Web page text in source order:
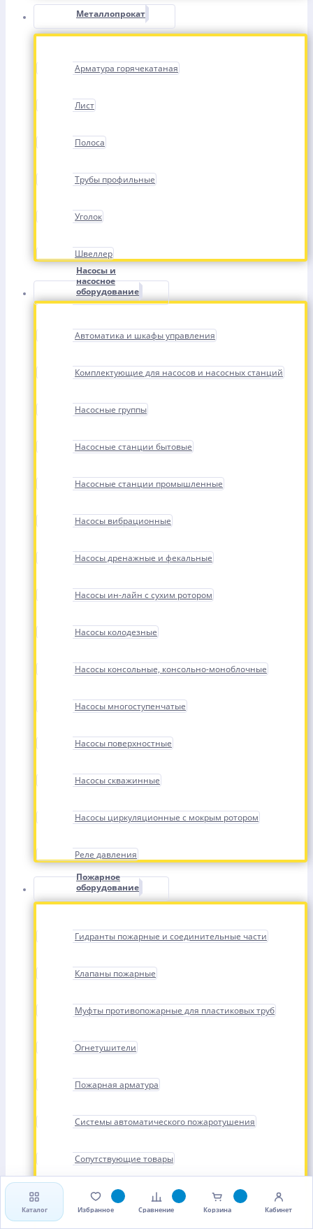
Металлопрокат
Арматура горячекатаная
Лист
Полоса
Трубы профильные
Уголок
Швеллер
Насосы и
насосное
оборудование
Автоматика и шкафы управления
Комплектующие для насосов и насосных станций
Насосные группы
Насосные станции бытовые
Насосные станции промышленные
Насосы вибрационные
Насосы дренажные и фекальные
Насосы ин-лайн с сухим ротором
Насосы колодезные
Насосы консольные, консольно-моноблочные
Насосы многоступенчатые
Насосы поверхностные
Насосы скважинные
Насосы циркуляционные с мокрым ротором
Реле давления
Пожарное
оборудование
Гидранты пожарные и соединительные части
Клапаны пожарные
Муфты противопожарные для пластиковых труб
Огнетушители
Пожарная арматура
Системы автоматического пожаротушения
Сопутствующие товары
Стволы, рукава и головки пожарные
Каталог Избранное Сравнение Корзина Кабинет